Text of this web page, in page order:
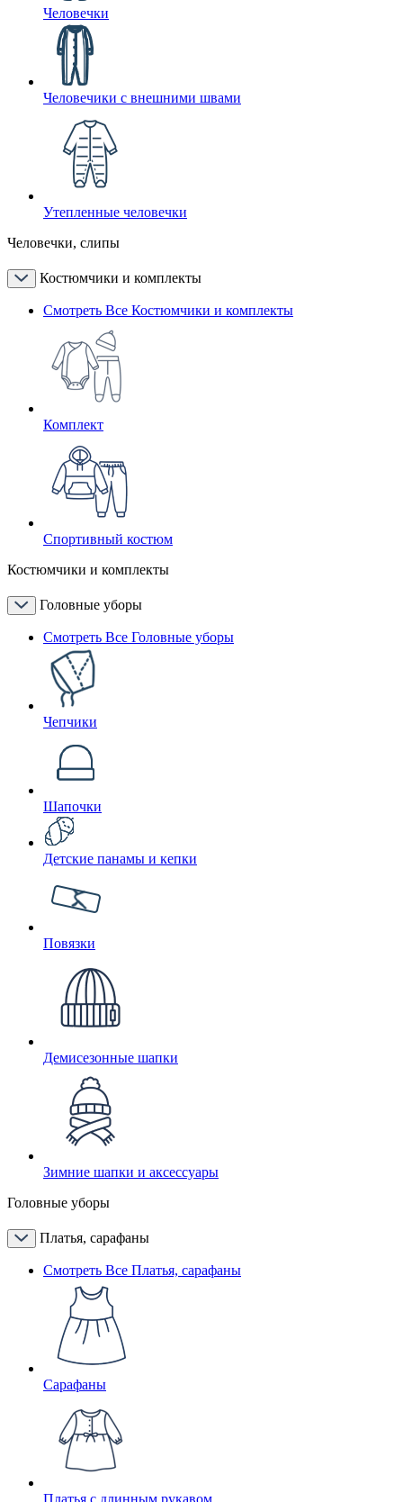
Человечки
Человечики с внешними швами
Утепленные человечки
Человечки, слипы
Костюмчики и комплекты
Смотреть Все Костюмчики и комплекты
Комплект
Спортивный костюм
Костюмчики и комплекты
Головные уборы
Смотреть Все Головные уборы
Чепчики
Шапочки
Детские панамы и кепки
Повязки
Демисезонные шапки
Зимние шапки и аксессуары
Головные уборы
Платья, сарафаны
Смотреть Все Платья, сарафаны
Сарафаны
Платья с длинным рукавом